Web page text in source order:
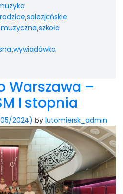
rodzice,salezjańskie
muzyczna,szkoła
,wywiadówka
Warszawa –
I stopnia
2024) by lutomiersk_admin